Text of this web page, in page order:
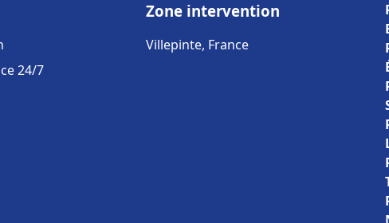
24/7
Zone intervention
Villepinte, France